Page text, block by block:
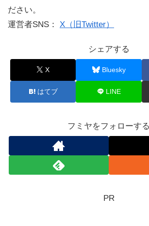
ださい。
運営者SNS： X（旧Twitter）
シェアする
X Bluesky
はてブ LINE
フミヤをフォローする
PR